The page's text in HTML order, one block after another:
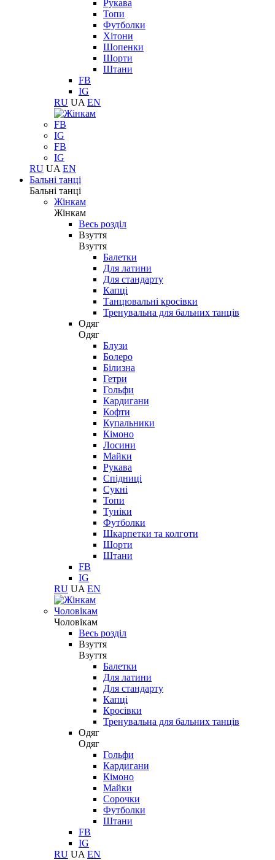
Рукава
Топи
Футболки
Хітони
Шопенки
Шорти
Штани
FB
IG
RU UA EN
FB
IG
FB
IG
RU UA EN
Бальні танці
Бальні танці
Жінкам
Жінкам
Весь розділ
Взуття
Взуття
Балетки
Для латини
Для стандарту
Капці
Танцювальні кросівки
Тренувальна для бальних танців
Одяг
Одяг
Блузи
Болеро
Білизна
Гетри
Гольфи
Кардигани
Кофти
Купальники
Кімоно
Лосини
Майки
Рукава
Спідниці
Сукні
Топи
Туніки
Футболки
Шкарпетки та колготи
Шорти
Штани
FB
IG
RU UA EN
Чоловікам
Чоловікам
Весь розділ
Взуття
Взуття
Балетки
Для латини
Для стандарту
Капці
Кросівки
Тренувальна для бальних танців
Одяг
Одяг
Гольфи
Кардигани
Кімоно
Майки
Сорочки
Футболки
Штани
FB
IG
RU UA EN